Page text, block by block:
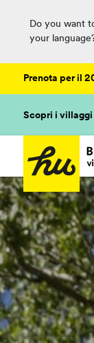
Do you want
your
Prenota per il
Scopri i villaggi